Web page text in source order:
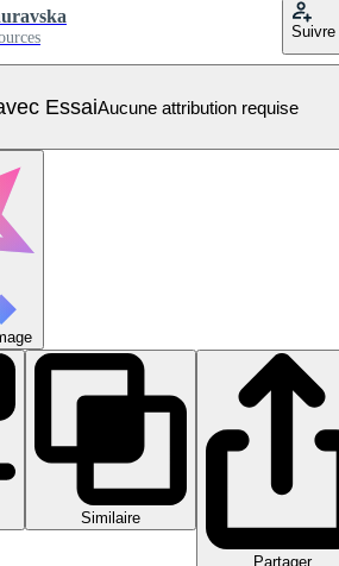
Suivre
EssaiAucune attribution requise
Similaire
Partager